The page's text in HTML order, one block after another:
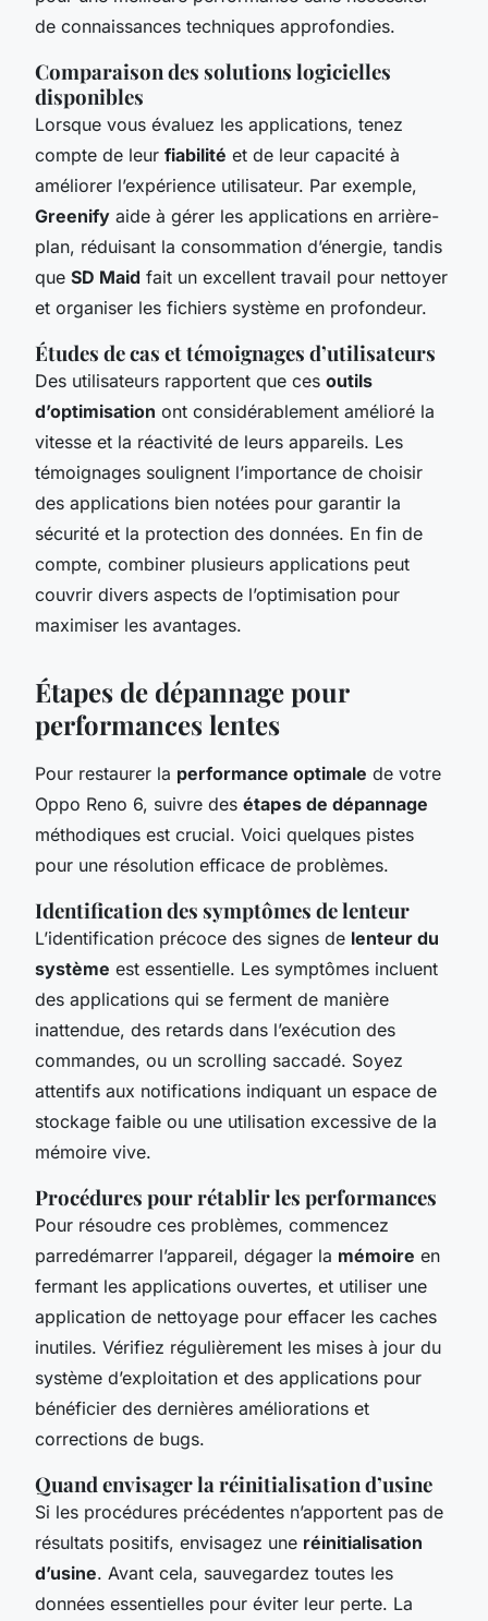
de connaissances techniques approfondies.
Comparaison des solutions logicielles
disponibles
Lorsque vous évaluez les applications, tenez
compte de leur fiabilité et de leur capacité à
améliorer l’expérience utilisateur. Par exemple,
Greenify aide à gérer les applications en arrière-
plan, réduisant la consommation d’énergie, tandis
que SD Maid fait un excellent travail pour nettoyer
et organiser les fichiers système en profondeur.
Études de cas et témoignages d’utilisateurs
Des utilisateurs rapportent que ces outils
d’optimisation ont considérablement amélioré la
vitesse et la réactivité de leurs appareils. Les
témoignages soulignent l’importance de choisir
des applications bien notées pour garantir la
sécurité et la protection des données. En fin de
compte, combiner plusieurs applications peut
couvrir divers aspects de l’optimisation pour
maximiser les avantages.
Étapes de dépannage pour
performances lentes
Pour restaurer la performance optimale de votre
Oppo Reno 6, suivre des étapes de dépannage
méthodiques est crucial. Voici quelques pistes
pour une résolution efficace de problèmes.
Identification des symptômes de lenteur
L’identification précoce des signes de lenteur du
système est essentielle. Les symptômes incluent
des applications qui se ferment de manière
inattendue, des retards dans l’exécution des
commandes, ou un scrolling saccadé. Soyez
attentifs aux notifications indiquant un espace de
stockage faible ou une utilisation excessive de la
mémoire vive.
Procédures pour rétablir les performances
Pour résoudre ces problèmes, commencez
parredémarrer l’appareil, dégager la mémoire en
fermant les applications ouvertes, et utiliser une
application de nettoyage pour effacer les caches
inutiles. Vérifiez régulièrement les mises à jour du
système d’exploitation et des applications pour
bénéficier des dernières améliorations et
corrections de bugs.
Quand envisager la réinitialisation d’usine
Si les procédures précédentes n’apportent pas de
résultats positifs, envisagez une réinitialisation
d’usine. Avant cela, sauvegardez toutes les
données essentielles pour éviter leur perte. La